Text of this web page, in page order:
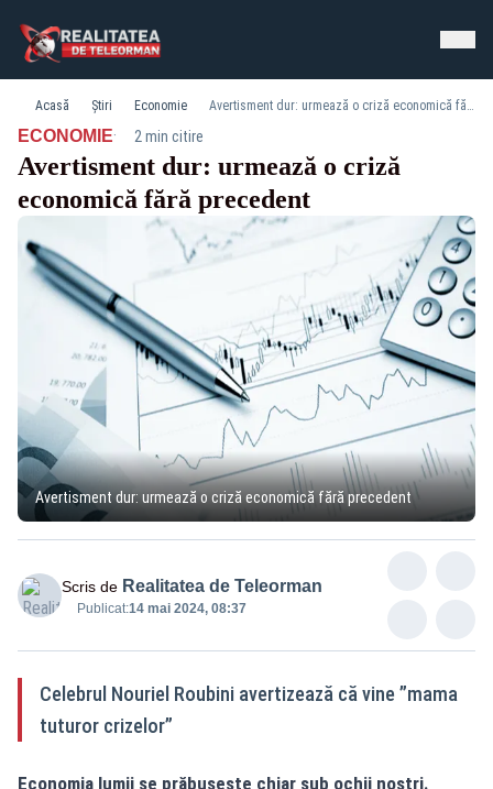
Acasă Știri Economie Avertisment dur: urmează o criză economică fără precedent
ECONOMIE· 2 min citire
Avertisment dur: urmează o criză
economică fără precedent
Avertisment dur: urmează o criză economică fără precedent
Scris de Realitatea de Teleorman
Publicat:14 mai 2024, 08:37
Celebrul Nouriel Roubini avertizează că vine ”mama
tuturor crizelor”
Economia lumii se prăbușește chiar sub ochii noștri.